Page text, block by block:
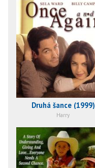
Druhá šance (1999)
Harry